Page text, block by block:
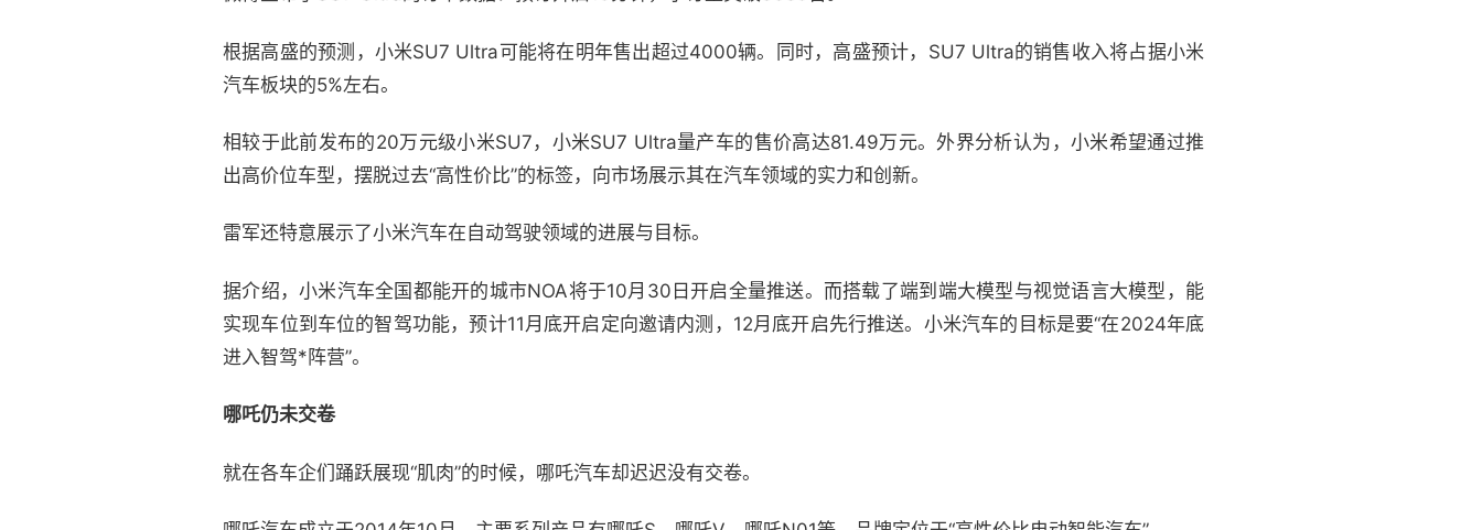
根据高盛的预测，小米SU7 Ultra可能将在明年售出超过4000辆。同时，高盛预计，SU7 Ultra的销售收入将占据小米
汽车板块的5%左右。
相较于此前发布的20万元级小米SU7，小米SU7 Ultra量产车的售价高达81.49万元。外界分析认为，小米希望通过推
出高价位车型，摆脱过去“高性价比”的标签，向市场展示其在汽车领域的实力和创新。
雷军还特意展示了小米汽车在自动驾驶领域的进展与目标。
据介绍，小米汽车全国都能开的城市NOA将于10月30日开启全量推送。而搭载了端到端大模型与视觉语言大模型，能
实现车位到车位的智驾功能，预计11月底开启定向邀请内测，12月底开启先行推送。小米汽车的目标是要“在2024年底
进入智驾*阵营”。
哪吒仍未交卷
就在各车企们踊跃展现“肌肉”的时候，哪吒汽车却迟迟没有交卷。